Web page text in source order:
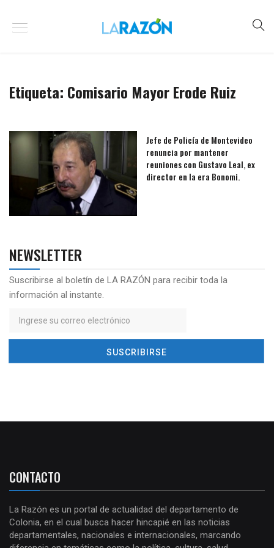
Etiqueta: Comisario Mayor Erode Ruiz
Jefe de Policía de Montevideo
renuncia por mantener
reuniones con Gustavo Leal, ex
director en la era Bonomi.
NEWSLETTER
Suscribirse al boletín de LA RAZÓN para recibir toda la
información al instante.
CONTACTO
La Razón es un portal de actualidad del departamento de
Colonia, en el cual busca hacer hincapié en las noticias
departamentales, nacionales e internacionales, marcando